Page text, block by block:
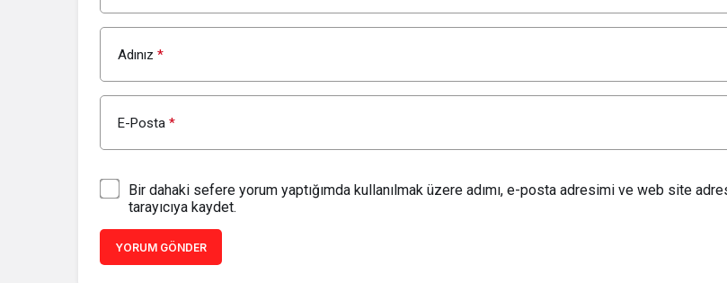
Adınız *
E-Posta *
Bir dahaki sefere yorum yaptığımda kullanılmak üzere adımı, e-posta adresimi ve web site
tarayıcıya kaydet.
YORUM GÖNDER